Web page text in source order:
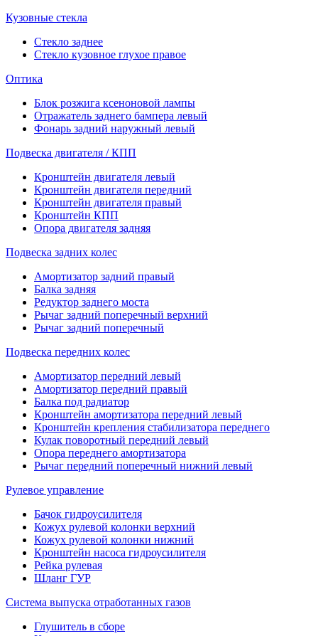
Кузовные стекла
Стекло заднее
Стекло кузовное глухое правое
Оптика
Блок розжига ксеноновой лампы
Отражатель заднего бампера левый
Фонарь задний наружный левый
Подвеска двигателя / КПП
Кронштейн двигателя левый
Кронштейн двигателя передний
Кронштейн двигателя правый
Кронштейн КПП
Опора двигателя задняя
Подвеска задних колес
Амортизатор задний правый
Балка задняя
Редуктор заднего моста
Рычаг задний поперечный верхний
Рычаг задний поперечный
Подвеска передних колес
Амортизатор передний левый
Амортизатор передний правый
Балка под радиатор
Кронштейн амортизатора передний левый
Кронштейн крепления стабилизатора переднего
Кулак поворотный передний левый
Опора переднего амортизатора
Рычаг передний поперечный нижний левый
Рулевое управление
Бачок гидроусилителя
Кожух рулевой колонки верхний
Кожух рулевой колонки нижний
Кронштейн насоса гидроусилителя
Рейка рулевая
Шланг ГУР
Система выпуска отработанных газов
Глушитель в сборе